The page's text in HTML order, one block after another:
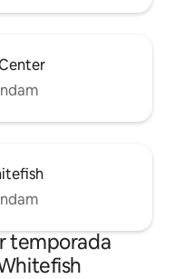
temporada